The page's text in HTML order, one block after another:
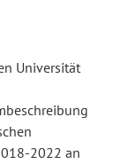
Universität
2022 an